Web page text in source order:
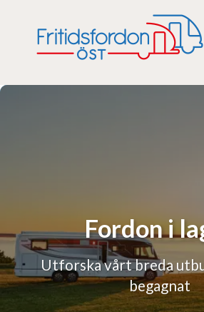
Fordon i
Utforska vårt breda
begagnat